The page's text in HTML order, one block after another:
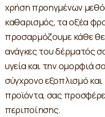
χρήση προηγμένων
καθαρισμός, τα οξέα
προσαρμόζουμε κάθε
ανάγκες του δέρματός
υγεία και την ομορφιά
σύγχρονο εξοπλισμό και
προϊόντα, σας
περιποίησης.